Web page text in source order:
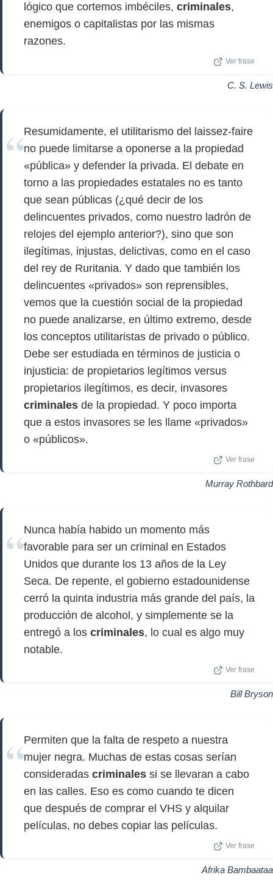
lógico que cortemos imbéciles, criminales,
enemigos o capitalistas por las mismas
razones.
Ver frase
C. S. Lewis
Resumidamente, el utilitarismo del laissez-faire
no puede limitarse a oponerse a la propiedad
«pública» y defender la privada. El debate en
torno a las propiedades estatales no es tanto
que sean públicas (¿qué decir de los
delincuentes privados, como nuestro ladrón de
relojes del ejemplo anterior?), sino que son
ilegítimas, injustas, delictivas, como en el caso
del rey de Ruritania. Y dado que también los
delincuentes «privados» son reprensibles,
vemos que la cuestión social de la propiedad
no puede analizarse, en último extremo, desde
los conceptos utilitaristas de privado o público.
Debe ser estudiada en términos de justicia o
injusticia: de propietarios legítimos versus
propietarios ilegítimos, es decir, invasores
criminales de la propiedad. Y poco importa
que a estos invasores se les llame «privados»
o «públicos».
Ver frase
Murray Rothbard
Nunca había habido un momento más
favorable para ser un criminal en Estados
Unidos que durante los 13 años de la Ley
Seca. De repente, el gobierno estadounidense
cerró la quinta industria más grande del país, la
producción de alcohol, y simplemente se la
entregó a los criminales, lo cual es algo muy
notable.
Ver frase
Bill Bryson
Permiten que la falta de respeto a nuestra
mujer negra. Muchas de estas cosas serían
consideradas criminales si se llevaran a cabo
en las calles. Eso es como cuando te dicen
que después de comprar el VHS y alquilar
películas, no debes copiar las películas.
Ver frase
Afrika Bambaataa